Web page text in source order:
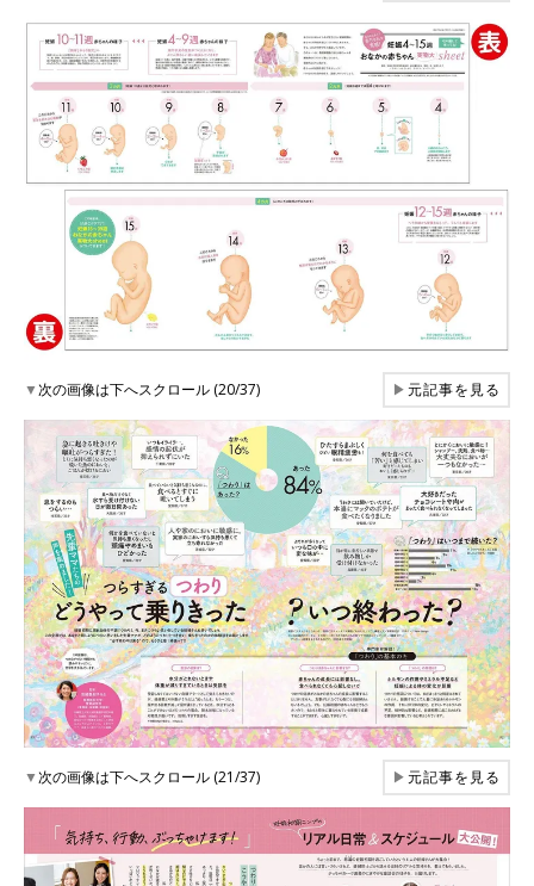
▼次の画像は下へスクロール (20/37) ▶元記事を見る
▼次の画像は下へスクロール (21/37) ▶元記事を見る